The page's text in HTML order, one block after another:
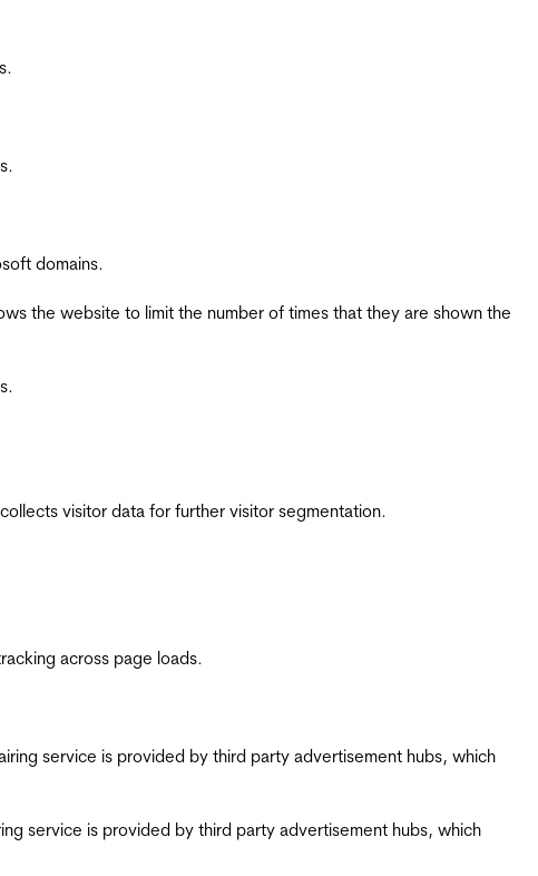
domains.
the website to limit the number of times that they are shown the
visitor data for further visitor segmentation.
across page loads.
service is provided by third party advertisement hubs, which
service is provided by third party advertisement hubs, which